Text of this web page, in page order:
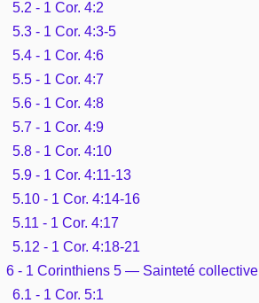
5.2 - 1 Cor. 4:2
5.3 - 1 Cor. 4:3-5
5.4 - 1 Cor. 4:6
5.5 - 1 Cor. 4:7
5.6 - 1 Cor. 4:8
5.7 - 1 Cor. 4:9
5.8 - 1 Cor. 4:10
5.9 - 1 Cor. 4:11-13
5.10 - 1 Cor. 4:14-16
5.11 - 1 Cor. 4:17
5.12 - 1 Cor. 4:18-21
6 - 1 Corinthiens 5 — Sainteté collective
6.1 - 1 Cor. 5:1